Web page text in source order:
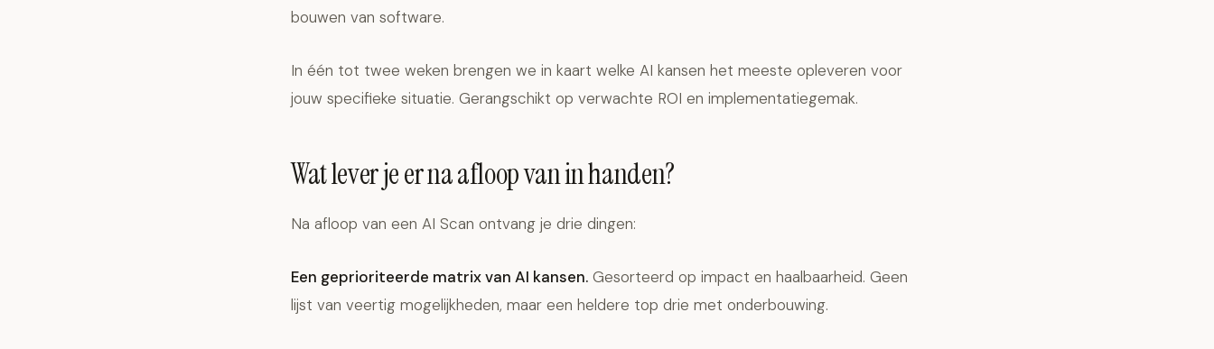
bouwen van software.
In één tot twee weken brengen we in kaart welke AI kansen het meeste opleveren voor
jouw specifieke situatie. Gerangschikt op verwachte ROI en implementatiegemak.
Wat lever je er na afloop van in handen?
Na afloop van een AI Scan ontvang je drie dingen:
Een geprioriteerde matrix van AI kansen. Gesorteerd op impact en haalbaarheid. Geen
lijst van veertig mogelijkheden, maar een heldere top drie met onderbouwing.